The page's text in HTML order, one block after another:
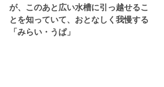
が、このあと広い水槽に引っ越せるこ
とを知っていて、おとなしく我慢する
「みらい・うぱ」